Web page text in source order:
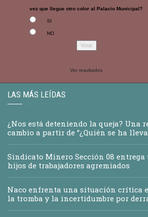
vez que llegue otro color al Palacio Municipal?
SI
NO
Ver resultados
LAS MÁS LEÍDAS
¿Nos está deteniendo la queja? Una
cambio a partir de “¿Quién se ha
Sindicato Minero Sección 08 entrega
hijos de trabajadores agremiados
Naco enfrenta una situación crítica
la tromba y la incertidumbre por